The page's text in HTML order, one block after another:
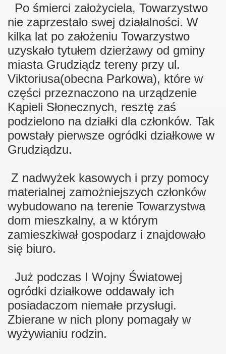
Po śmierci założyciela, Towarzystwo
nie zaprzestało swej działalności. W
kilka lat po założeniu Towarzystwo
uzyskało tytułem dzierżawy od gminy
miasta Grudziądz tereny przy ul.
Viktoriusa(obecna Parkowa), które w
części przeznaczono na urządzenie
Kąpieli Słonecznych, resztę zaś
podzielono na działki dla członków. Tak
powstały pierwsze ogródki działkowe w
Grudziądzu.
Z nadwyżek kasowych i przy pomocy
materialnej zamożniejszych członków
wybudowano na terenie Towarzystwa
dom mieszkalny, a w którym
zamieszkiwał gospodarz i znajdowało
się biuro.
Już podczas I Wojny Światowej
ogródki działkowe oddawały ich
posiadaczom niemałe przysługi.
Zbierane w nich plony pomagały w
wyżywianiu rodzin.